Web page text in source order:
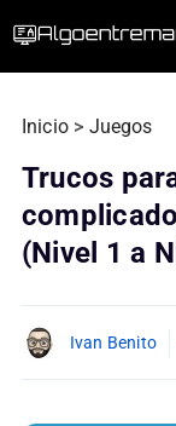
Inicio > Juegos
Trucos
(Nivel 1 a
Ivan Benito